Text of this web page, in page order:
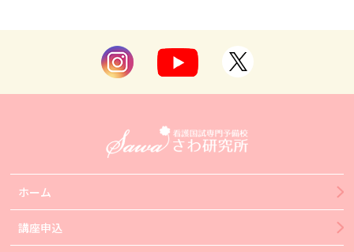
ホーム
講座申込